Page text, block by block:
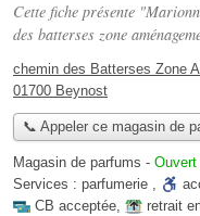
Cette fiche présente
des batterses zone
chemin des Batterses Zone
01700 Beynost
📞 Appeler ce magasin de
Magasin de parfums - Ouvert
Services : parfumerie ,
CB acceptée, retrait